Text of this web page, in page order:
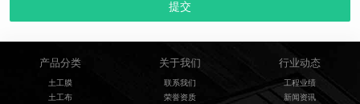
产品分类
土工膜
土工布
关于我们
联系我们
荣誉资质
行业动态
工程业绩
新闻资讯